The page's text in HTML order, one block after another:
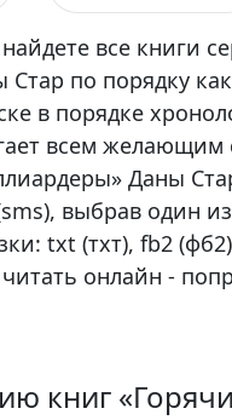
все книги
по порядку
в порядке
всем желающим
Даны
выбрав один
txt (тхт), fb2
онлайн -
книг